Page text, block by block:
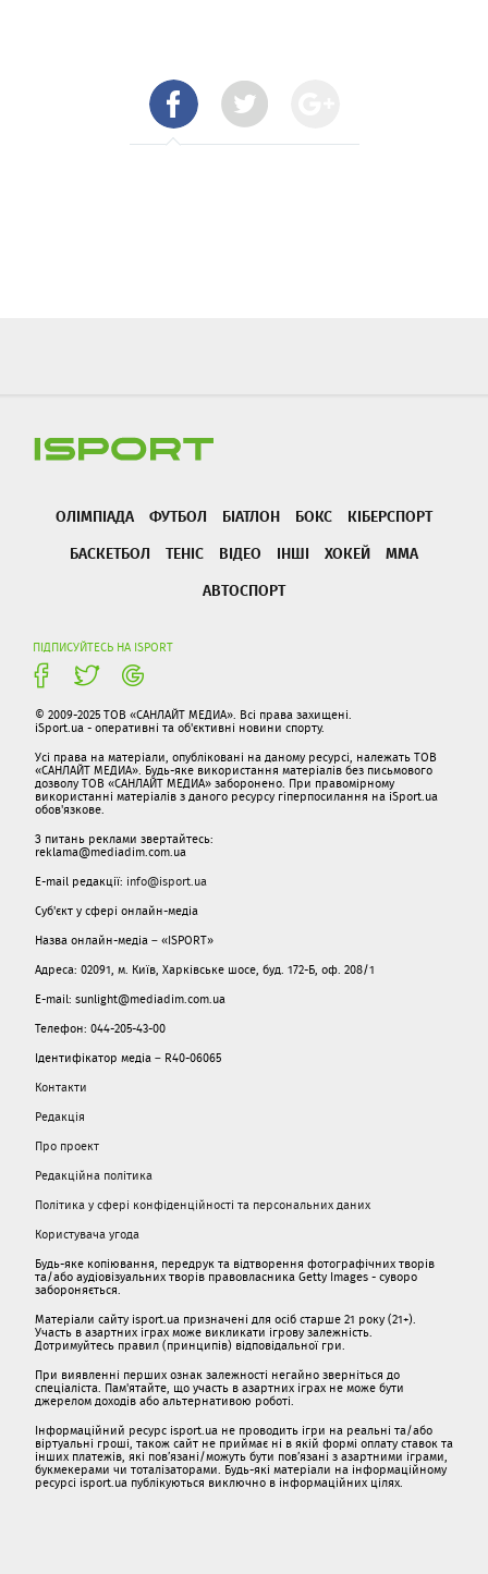
ОЛІМПІАДА ФУТБОЛ БІАТЛОН БОКС
КІБЕРСПОРТ
БАСКЕТБОЛ
ТЕНІС ВІДЕО ІНШІ ХОКЕЙ
ММА
АВТОСПОРТ
ПІДПИСУЙТЕСЬ НА ISPORT
© 2009-2025 ТОВ «САНЛАЙТ МЕДИА». Всі права захищені.
iSport.ua - оперативні та об'єктивні новини спорту.
Усі права на матеріали, опубліковані на даному ресурсі, належать ТОВ
«САНЛАЙТ МЕДИА». Будь-яке використання матеріалів без письмового
дозволу ТОВ «САНЛАЙТ МЕДИА» заборонено. При правомірному
використанні матеріалів з даного ресурсу гіперпосилання на iSport.ua
обов'язкове.
З питань реклами звертайтесь:
reklama@mediadim.com.ua
E-mail редакції: info@isport.ua
Суб'єкт у сфері онлайн-медіа
Назва онлайн-медіа – «ISPORT»
Адреса: 02091, м. Київ, Харківське шосе, буд. 172-Б, оф. 208/1
E-mail: sunlight@mediadim.com.ua
Телефон: 044-205-43-00
Ідентифікатор медіа – R40-06065
Контакти
Редакція
Про проект
Редакційна політика
Політика у сфері конфіденційності та персональних даних
Користувача угода
Будь-яке копіювання, передрук та відтворення фотографічних творів
та/або аудіовізуальних творів правовласника Getty Images - суворо
забороняється.
Матеріали сайту isport.ua призначені для осіб старше 21 року (21+).
Участь в азартних іграх може викликати ігрову залежність.
Дотримуйтесь правил (принципів) відповідальної гри.
При виявленні перших ознак залежності негайно зверніться до
спеціаліста. Пам'ятайте, що участь в азартних іграх не може бути
джерелом доходів або альтернативою роботі.
Інформаційний ресурс isport.ua не проводить ігри на реальні та/або
віртуальні гроші, також сайт не приймає ні в якій формі оплату ставок та
інших платежів, які пов’язані/можуть бути пов’язані з азартними іграми,
букмекерами чи тоталізаторами. Будь-які матеріали на інформаційному
ресурсі isport.ua публікуються виключно в інформаційних цілях.